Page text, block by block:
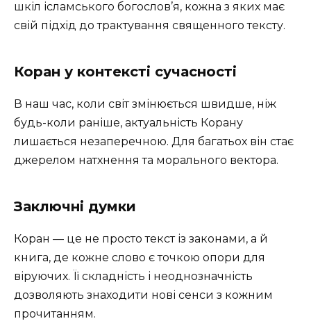
шкіл ісламського богослов’я, кожна з яких має
свій підхід до трактування священного тексту.
Коран у контексті сучасності
В наш час, коли світ змінюється швидше, ніж
будь-коли раніше, актуальність Корану
лишається незаперечною. Для багатьох він стає
джерелом натхнення та морального вектора.
Заключні думки
Коран — це не просто текст із законами, а й
книга, де кожне слово є точкою опори для
віруючих. Її складність і неоднозначність
дозволяють знаходити нові сенси з кожним
прочитанням.